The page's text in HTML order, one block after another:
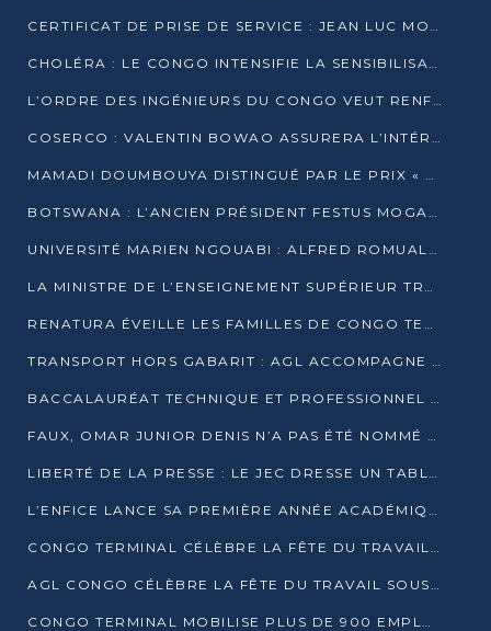
CERTIFICAT DE PRISE DE SERVICE : JEAN LUC MOUTHOU DÉMENT UNE « FAKE NEWS »
CHOLÉRA : LE CONGO INTENSIFIE LA SENSIBILISATION AU MARCHÉ DE TALANGAÏ
L’ORDRE DES INGÉNIEURS DU CONGO VEUT RENFORCER L’ÉTHIQUE ET LA CRÉDIBILITÉ DE LA PROFESSION
COSERCO : VALENTIN BOWAO ASSURERA L’INTÉRIM À LA TÊTE DU BUREAU EXÉCUTIF NATIONAL
MAMADI DOUMBOUYA DISTINGUÉ PAR LE PRIX « SUPER GRAND BÂTISSEUR BABACAR N’DIAYE »
BOTSWANA : L’ANCIEN PRÉSIDENT FESTUS MOGAE EST MORT À 86 ANS
UNIVERSITÉ MARIEN NGOUABI : ALFRED ROMUALD NGUYA POATY SOUTIENT UNE THÈSE SUR LE PARADOXE DE LA CROISSANCE EN ZONE CEMAC
LA MINISTRE DE L’ENSEIGNEMENT SUPÉRIEUR TRACE SA FEUILLE DE ROUTE
RENATURA ÉVEILLE LES FAMILLES DE CONGO TERMINAL À LA PROTECTION DE L’ENVIRONNEMENT
TRANSPORT HORS GABARIT : AGL ACCOMPAGNE LE DÉVELOPPEMENT DU SECTEUR BRASSICOLE AU CONGO
BACCALAURÉAT TECHNIQUE ET PROFESSIONNEL : 16 352 CANDIDATS LANCÉS DANS LES ÉPREUVES D’EPS
FAUX, OMAR JUNIOR DENIS N’A PAS ÉTÉ NOMMÉ AIDE DE CAMP ADJOINT DE DENIS SASSOU NGUESSO
LIBERTÉ DE LA PRESSE : LE JEC DRESSE UN TABLEAU PRÉOCCUPANT AU CONGO
L’ENFICE LANCE SA PREMIÈRE ANNÉE ACADÉMIQUE AVEC 100 FUTURS ENSEIGNANTS
CONGO TERMINAL CÉLÈBRE LA FÊTE DU TRAVAIL AVEC SES COLLABORATEURS À POINTE-NOIRE
AGL CONGO CÉLÈBRE LA FÊTE DU TRAVAIL SOUS LE SIGNE DE LA COHÉSION
CONGO TERMINAL MOBILISE PLUS DE 900 EMPLOYÉS AUTOUR DE LA SÉCURITÉ AU TRAVAIL